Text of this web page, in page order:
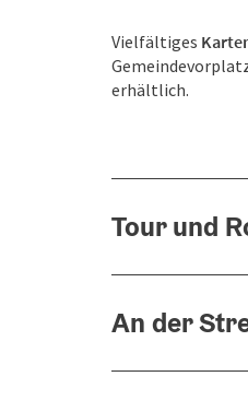
Vielfältiges
erhältlich.
Tour und
An der